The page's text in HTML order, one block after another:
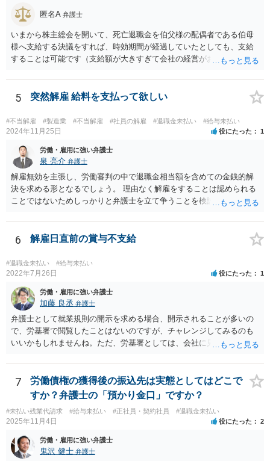
しょうか。それとも何もなしにいきなりの解雇通告でしたか。後者の
場合、争える余地が増えるといえるでしょう。 ただ、復職は色々な意
味で難しいと思われますので、復職を主張しつつ、最終的に解決金と
して退職金以上の金額を受け取ることで退職するというのが現実的に
目指すべき方向性になるかと思います。
匿名A 弁護士
いまから株主総会を開いて、死亡退職金を伯父様の配偶者である伯母
様へ支給する決議をすれば、時効期間が経過していたとしても、支給
することは可能です（支給額が大きすぎて会社の経営がおかしくなっ
すし（支払う必要のないお金を支払うわけですから）、受け取った伯
母様には一時所得として課税される可能性もありますから、事前に税
5 突然解雇 給料を支払って欲しい
#不当解雇 #製造業 #不当解雇 #社員の解雇 #退職金未払い #給与未払い
2024年11月25日 役にたった 1
労働・雇用に強い弁護士
泉 亮介 弁護士
解雇無効を主張し、労働審判の中で退職金相当額を含めての金銭的解
決を求める形となるでしょう。 理由なく解雇をすることは認められる
ことではないためしっかりと弁護士を立て争うことを検討されて良い
6 解雇日直前の賞与不支給
#退職金未払い #給与未払い
2022年7月26日 役にたった 1
労働・雇用に強い弁護士
加藤 良丞 弁護士
弁護士として就業規則の開示を求める場合、開示されることが多いの
で、労基署で閲覧したことはないのですが、チャレンジしてみるのも
いいかもしれませんね。ただ、労基署としては、会社に見せてもらっ
ることを端的に理解してもらう必要があると思います。よって、就業
規則の開示に関するやりとりはメール等の形に残る方法で行うのが良
いと思います。
7
労働債権の獲得後の振込先は実態としてはどこで
すか？弁護士の「預かり金口」ですか？
#未払い残業代請求 #給与未払い #正社員・契約社員 #退職金未払い
2025年11月4日 役にたった 2
労働・雇用に強い弁護士
鬼沢 健士 弁護士